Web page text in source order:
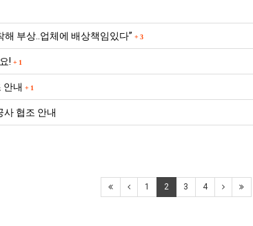
해 부상..업체에 배상책임있다” + 3
! + 1
안내 + 1
사 협조 안내
1 2 3 4
08.19
서
분
성
이
가입인사드립니다~